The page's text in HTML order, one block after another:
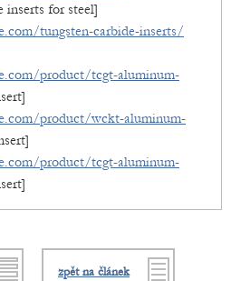
inserts for steel]
tungsten-carbide-inserts/
product/tcgt-aluminum-
product/wckt-aluminum-
product/tcgt-aluminum-
zpět na článek